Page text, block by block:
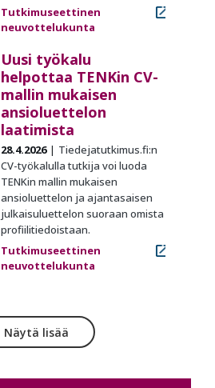
Tutkimuseettinen
neuvottelukunta
Uusi työkalu
helpottaa TENKin CV-
mallin mukaisen
ansioluettelon
laatimista
28.4.2026
Tiedejatutkimus.fi:n
CV-työkalulla tutkija voi luoda
TENKin mallin mukaisen
ansioluettelon ja ajantasaisen
julkaisuluettelon suoraan omista
profiilitiedoistaan.
Tutkimuseettinen
neuvottelukunta
Näytä lisää